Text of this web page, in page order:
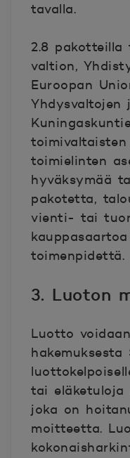
tavalla.
2.8 pakotteilla
valtion,
Euroopan
Yhdysvaltojen
toimielinten
hyväksymää
pakotetta,
vienti- tai
toimenpidettä.
3. Luoton
Luotto
hakemuksesta
tai eläketuloja
joka on
moitteetta.